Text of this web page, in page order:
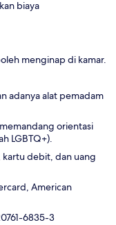
biaya
menginap di kamar.
adanya alat pemadam
orientasi
LGBTQ+).
debit, dan uang
American
6835-3